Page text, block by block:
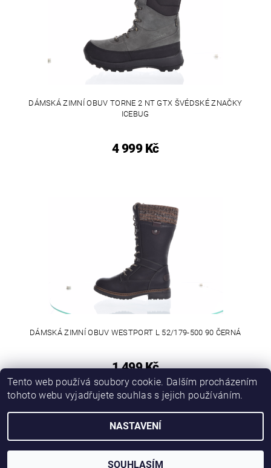
DÁMSKÁ ZIMNÍ OBUV TORNE 2 NT GTX ŠVÉDSKÉ ZNAČKY
ICEBUG
4 999 Kč
DÁMSKÁ ZIMNÍ OBUV WESTPORT L 52/179-500 90 ČERNÁ
1 499 Kč
2026 © SwediSHOES, všechna práva vyhrazena
Vytvořil Shoptet
Tento web používá soubory cookie. Dalším procházením
tohoto webu vyjadřujete souhlas s jejich používáním.
NASTAVENÍ
SOUHLASÍM